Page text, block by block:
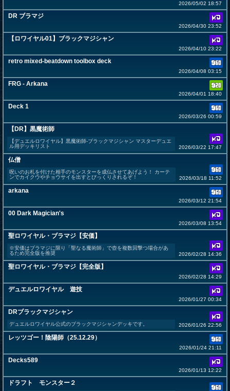
2026/05/02 18:57
DR ブラマジ
2026/04/30 23:52
【ロワイヤル01】ブラックマジシャン
2026/04/10 23:22
retro mixed-beatdown toolbox deck
2026/04/08 03:15
FRG - Arkana
2026/04/01 18:40
Deck 1
2026/03/26 00:59
【DR】黒魔術師
【デュエルロワイヤル】黒魔術師-ブラックマジシャン マスターデュエ
ル用デッキリスト
2026/03/22 17:47
仏僧
呪いのお札を付けた相手のモンスターを成仏させてあげよう！ カーテ
ンでカイクウやチョウサイを出すとびっくりされるぞ！
2026/03/18 11:52
arkana
2026/03/12 21:54
00 Dark Magician's
2026/03/08 13:54
聖ロワイヤル・ブラマジ【安価】
※安価はブラマジに限り「聖なる魔術師」で壺を複数回撃つ場合があ
るため完全版を推奨
2026/02/28 14:36
聖ロワイヤル・ブラマジ【完全版】
2026/02/28 14:29
デュエルロワイヤル 遊技
2026/01/27 00:34
DRブラックマジシャン
デュエルロワイヤル公式のブラックマジシャンデッキです。 2026/01/26 22:56
レッツゴー！陰陽師（25.12.29）
2026/01/24 21:11
Decks589
2026/01/13 12:22
ドラフト モンスター２